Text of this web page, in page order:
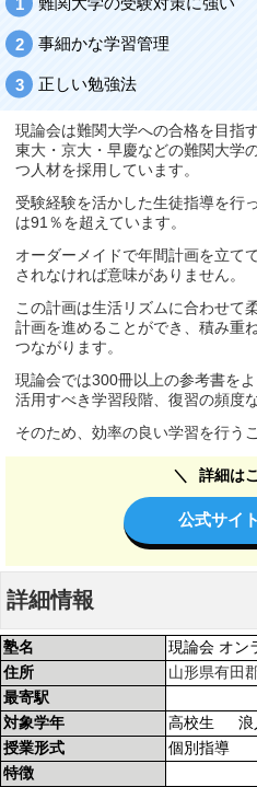
事細かな学習管理
正しい勉強法
現論会は難関大学への合格を目指
東大・京大・早慶などの難関大学
つ人材を採用しています。
受験経験を活かした生徒指導を行
は91％を超えています。
オーダーメイドで年間計画を立て
されなければ意味がありません。
この計画は生活リズムに合わせて
計画を進めることができ、積み重
つながります。
現論会では300冊以上の参考書を
活用すべき学習段階、復習の頻度
そのため、効率の良い学習を行う
詳細は
公式サイ
詳細情報
塾名
現論会 オン
住所
山形県有田
最寄駅
対象学年
高校生 浪
授業形式
個別指導
特徴